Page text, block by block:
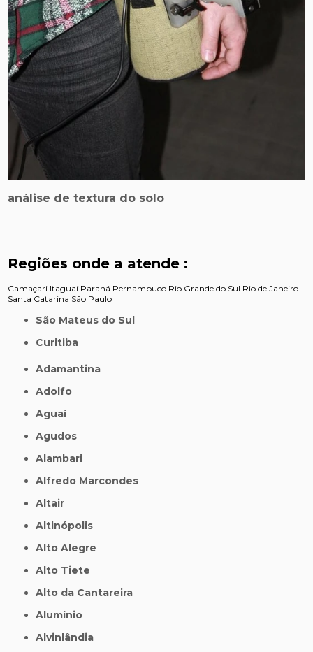
análise de textura do solo
Regiões onde a atende :
Camaçari Itaguaí Paraná Pernambuco Rio Grande do Sul Rio de Janeiro
Santa Catarina São Paulo
São Mateus do Sul
Curitiba
Adamantina
Adolfo
Aguaí
Agudos
Alambari
Alfredo Marcondes
Altair
Altinópolis
Alto Alegre
Alto Tiete
Alto da Cantareira
Alumínio
Alvinlândia